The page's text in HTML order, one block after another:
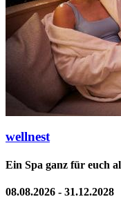
wellnest
Ein Spa ganz für euch
08.08.2026 - 31.12.2028